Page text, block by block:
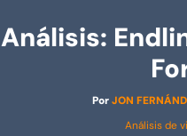
Análisis:
PorJON
Análisis de